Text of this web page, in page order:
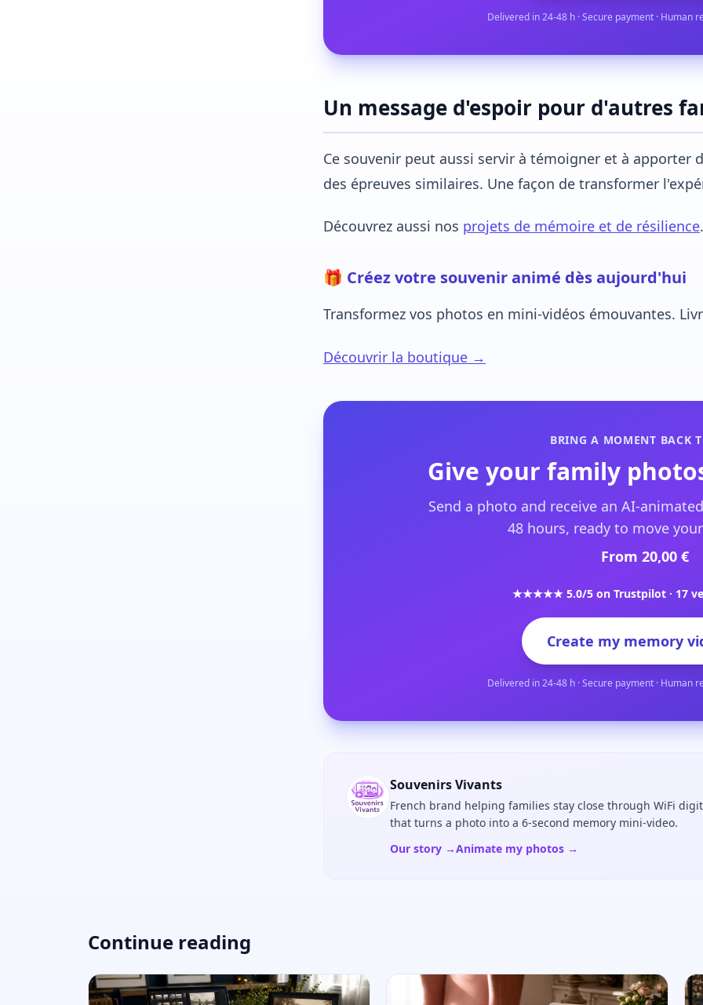
Delivered in 24-48 h · Secure payment · Human
Un message d'espoir pour d'autres
Ce souvenir peut aussi servir à témoigner et à apporter
des épreuves similaires. Une façon de transformer
Découvrez aussi nos projets de mémoire et de résilience.
🎁 Créez votre souvenir animé dès aujourd'hui
Transformez vos photos en mini-vidéos émouvantes.
Découvrir la boutique →
BRING A MOMENT BACK
Give your family
Send a photo and receive an AI-
48 hours, ready to move
From 20,00 €
★★★★★ 5.0/5 on Trustpilot · 17
Create my memory
Delivered in 24-48 h · Secure payment · Human
Souvenirs Vivants
French brand helping families stay close through WiFi
that turns a photo into a 6-second memory mini-video.
Our story →Animate my photos →
Continue reading